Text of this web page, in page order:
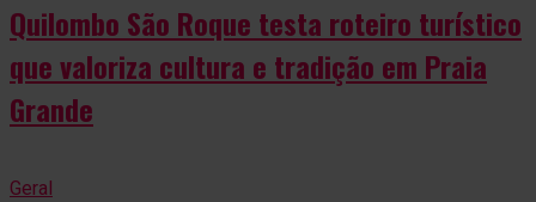
Quilombo São Roque testa roteiro turístico
que valoriza cultura e tradição em Praia
Grande
Geral